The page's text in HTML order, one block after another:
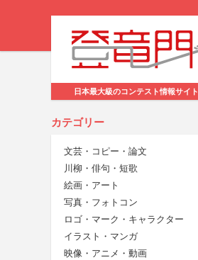
日本最大級のコンテスト情報サイト
カテゴリー
文芸・コピー・論文
川柳・俳句・短歌
絵画・アート
写真・フォトコン
ロゴ・マーク・キャラクター
イラスト・マンガ
映像・アニメ・動画